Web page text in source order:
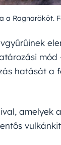
a Ragnarököt.
mód
hatását a
amelyek